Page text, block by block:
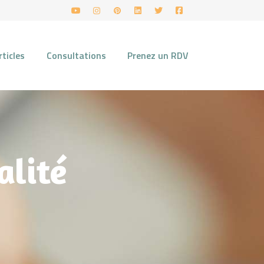
Consultations Prenez un RDV